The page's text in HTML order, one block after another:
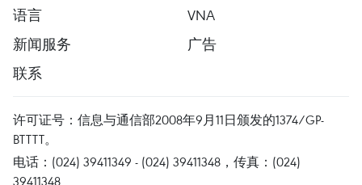
语言
VNA
新闻服务
广告
联系
许可证号：信息与通信部2008年9月11日颁发的1374/GP-
BTTTT。
电话：(024) 39411349 - (024) 39411348，传真：(024)
39411348